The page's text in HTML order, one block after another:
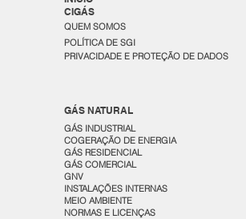
CIGÁS
QUEM SOMOS
GÁS NATURAL
POLÍTICA DE SGI
PRIVACIDADE E PROTEÇÃO DE DADOS
GÁS INDUSTRIAL
COGERAÇÃO DE ENERGIA
GÁS RESIDENCIAL
GÁS COMERCIAL
GNV
INSTALAÇÕES INTERNAS
MEIO AMBIENTE
NORMAS E LICENÇAS